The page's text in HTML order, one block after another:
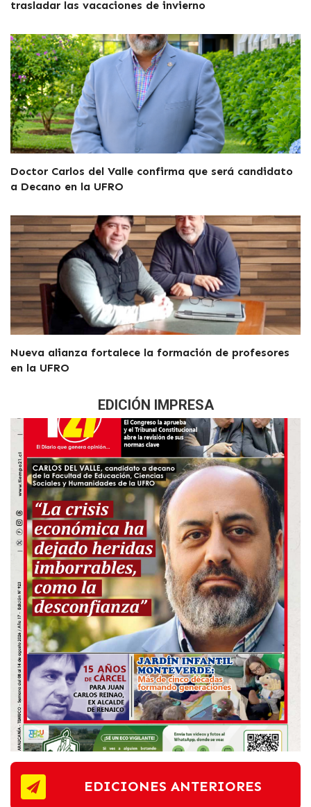
trasladar las vacaciones de invierno
Doctor Carlos del Valle confirma que será candidato
a Decano en la UFRO
Nueva alianza fortalece la formación de profesores
en la UFRO
EDICIÓN IMPRESA
EDICIONES ANTERIORES